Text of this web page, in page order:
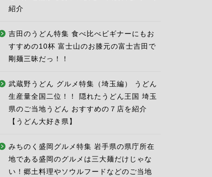
紹介
吉田のうどん特集 食べ比べビギナーにもお
すすめの10杯 富士山のお膝元の富士吉田で
剛麺三昧だっ！！
武蔵野うどん グルメ特集（埼玉編） うどん
生産量全国二位！！ 隠れたうどん王国 埼玉
県のご当地うどん おすすめの７店を紹介
【うどん大好き県】
みちのく盛岡グルメ特集 岩手県の県庁所在
地である盛岡のグルメは三大麺だけじゃな
い！郷土料理やソウルフードなどのご当地